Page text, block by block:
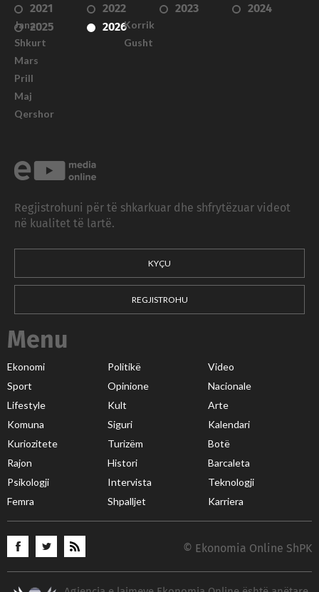
2021
2022 2023
2024
2025
2026
Janar
Shkurt
Mars
Prill
Maj
Qershor
Korrik
Gusht
Regjistrohuni për të shkarkuar dhe shfrytëzuar videot
në kualitet të lartë.
KYÇU
REGJISTROHU
Menu
Ekonomi Politikë
Video
Sport
Opinione
Nacionale
Lifestyle
Kult
Arte
Komuna
Siguri
Kalendari
Kuriozitete
Turizëm
Botë
Rajon
Histori
Barcaleta
Psikologji
Intervista
Teknologji
Femra
Shpalljet Karriera
© Ekonomia Online ShPK